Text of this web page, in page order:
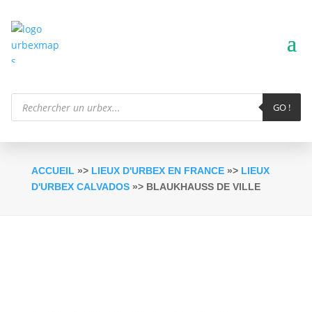
Recherche
produits
GO !
ACCUEIL »> LIEUX D'URBEX EN FRANCE»> LIEUX
D'URBEX CALVADOS»> BLAUKHAUSS DE VILLE